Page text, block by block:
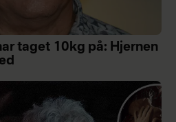
taget 10kg på: Hjernen